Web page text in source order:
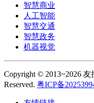
智慧商业
人工智能
智慧交通
智慧政务
机器视觉
Copyright © 2013~2026
Reserved. 粤ICP备